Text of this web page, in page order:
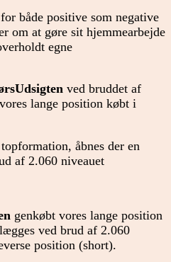
både positive som negative
om at gøre sit hjemmearbejde
egne
ved bruddet af
lange position købt i
åbnes der en
af 2.060 niveauet
genkøbt vores lange position
ved brud af 2.060
position (short).